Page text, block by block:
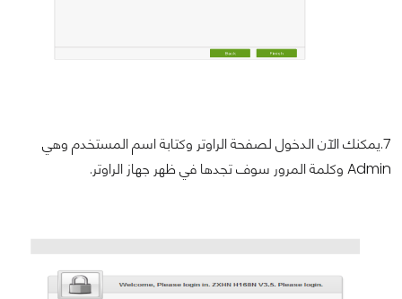
7.يمكنك الآن الدخول لصفحة الراوتر وكتابة اسم المستخدم وهي
Admin وكلمة المرور سوف تجدها في ظهر جهاز الراوتر.